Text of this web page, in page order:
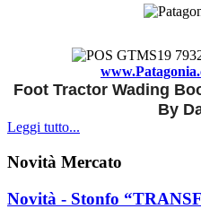
Foot Tractor Wading
By
Leggi tutto...
Novità Mercato
Novità - Stonfo